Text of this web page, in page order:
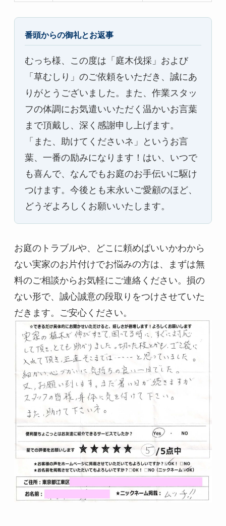
番頭からの御礼とお返事
むっち様、この度は「庭木伐採」および
「草むしり」のご依頼をいただき、誠にあ
りがとうございました。また、作業スタッ
フの体調にお気遣いいただく温かいお言葉
まで頂戴し、深く感謝申し上げます。
「また、助けてくださいネ」というお言
葉、一番の励みになります！はい、いつで
も喜んで、なんでもお庭のお手伝いに駆け
つけます。今後とも末永いご愛顧のほど、
どうぞよろしくお願いいたします。
お庭のトラブルや、どこに頼めばいいかわから
ない実家のお片付けでお悩みの方は、まずは無
料のご相談からお気軽にご連絡ください。損の
ない形で、誠心誠意の段取りをつけさせていた
だきます。ご安心ください。